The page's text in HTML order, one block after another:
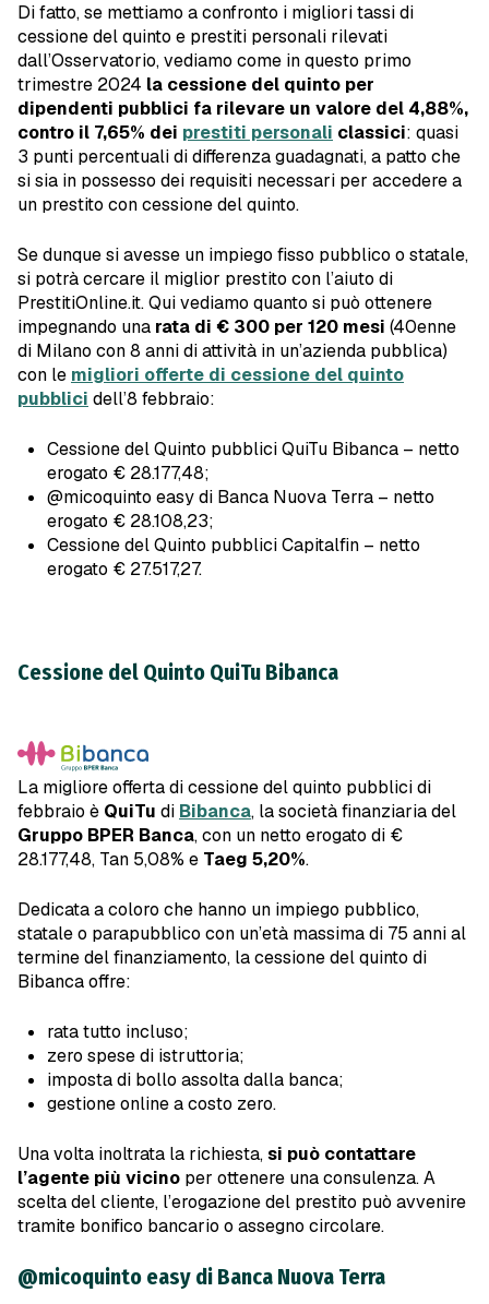
Di fatto, se mettiamo a confronto i migliori tassi di
cessione del quinto e prestiti personali rilevati
dall’Osservatorio, vediamo come in questo primo
trimestre 2024 la cessione del quinto per
dipendenti pubblici fa rilevare un valore del 4,88%,
contro il 7,65% dei prestiti personali classici: quasi
3 punti percentuali di differenza guadagnati, a patto che
si sia in possesso dei requisiti necessari per accedere a
un prestito con cessione del quinto.
Se dunque si avesse un impiego fisso pubblico o statale,
si potrà cercare il miglior prestito con l’aiuto di
PrestitiOnline.it. Qui vediamo quanto si può ottenere
impegnando una rata di € 300 per 120 mesi (40enne
di Milano con 8 anni di attività in un’azienda pubblica)
con le migliori offerte di cessione del quinto
pubblici dell’8 febbraio:
Cessione del Quinto pubblici QuiTu Bibanca – netto
erogato € 28.177,48;
@micoquinto easy di Banca Nuova Terra – netto
erogato € 28.108,23;
Cessione del Quinto pubblici Capitalfin – netto
erogato € 27.517,27.
Cessione del Quinto QuiTu Bibanca
La migliore offerta di cessione del quinto pubblici di
febbraio è QuiTu di Bibanca, la società finanziaria del
Gruppo BPER Banca, con un netto erogato di €
28.177,48, Tan 5,08% e Taeg 5,20%.
Dedicata a coloro che hanno un impiego pubblico,
statale o parapubblico con un’età massima di 75 anni al
termine del finanziamento, la cessione del quinto di
Bibanca offre:
rata tutto incluso;
zero spese di istruttoria;
imposta di bollo assolta dalla banca;
gestione online a costo zero.
Una volta inoltrata la richiesta,si può contattare
l’agente più vicino per ottenere una consulenza. A
scelta del cliente, l’erogazione del prestito può avvenire
tramite bonifico bancario o assegno circolare.
@micoquinto easy di Banca Nuova Terra